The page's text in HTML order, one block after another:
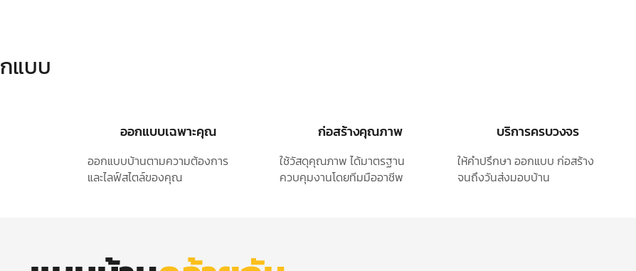
แบบ
ออกแบบเฉพาะคุณ
ออกแบบบ้านตามความต้องการ
และไลฟ์สไตล์ของคุณ
ก่อสร้างคุณภาพ
ใช้วัสดุคุณภาพ ได้มาตรฐาน
ควบคุมงานโดยทีมมืออาชีพ
บริการครบวงจร
ให้คำปรึกษา ออกแบบ ก่อสร้าง
จนถึงวันส่งมอบบ้าน